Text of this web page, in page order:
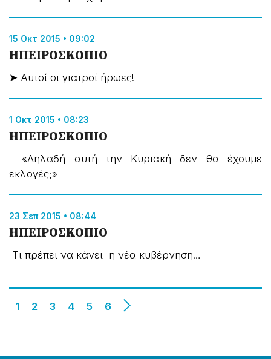
15 Οκτ 2015 • 09:02
ΗΠΕΙΡΟΣΚΟΠΙΟ
➤ Αυτοί οι γιατροί ήρωες!
1 Οκτ 2015 • 08:23
ΗΠΕΙΡΟΣΚΟΠΙΟ
- «Δηλαδή αυτή την Κυριακή δεν θα έχουμε
εκλογές;»
23 Σεπ 2015 • 08:44
ΗΠΕΙΡΟΣΚΟΠΙΟ
Τι πρέπει να κάνει η νέα κυβέρνηση…
1 2 3 4 5 6